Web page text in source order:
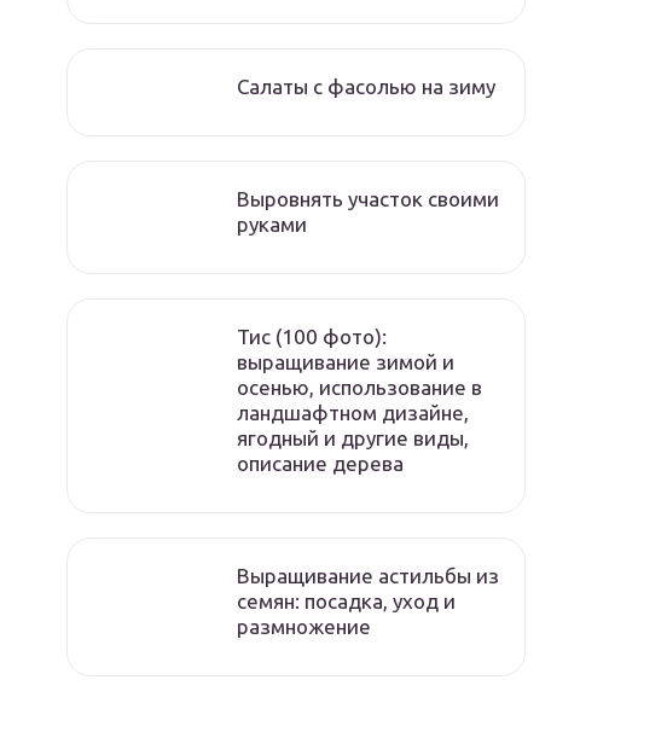
Салаты с фасолью на зиму
Выровнять участок своими
руками
Тис (100 фото):
выращивание зимой и
осенью, использование в
ландшафтном дизайне,
ягодный и другие виды,
описание дерева
Выращивание астильбы из
семян: посадка, уход и
размножение